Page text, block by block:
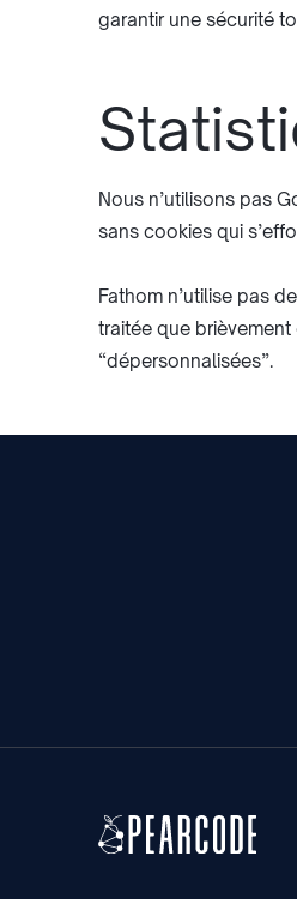
garantir une sécurité
Nous n’utilisons pas
sans cookies qui
Fathom n’utilise pas
traitée que
“dépersonnalisées”.